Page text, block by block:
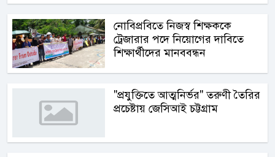
নোবিপ্রবিতে নিজস্ব শিক্ষককে
ট্রেজারার পদে নিয়োগের দাবিতে
শিক্ষার্থীদের মানববন্ধন
"প্রযুক্তিতে আত্মনির্ভর" তরুণী তৈরির
প্রচেষ্টায় জেসিআই চট্টগ্রাম